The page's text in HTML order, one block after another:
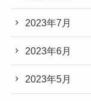
2023年7月
2023年6月
2023年5月